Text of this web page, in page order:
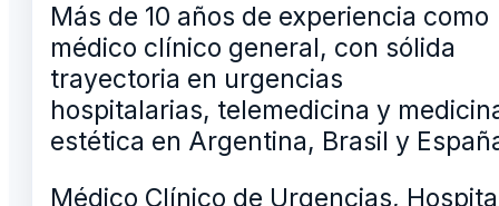
Más de 10 años de experiencia como
médico clínico general, con sólida
trayectoria en urgencias
hospitalarias, telemedicina y
estética en Argentina, Brasil y
Médico Clínico de Urgencias,